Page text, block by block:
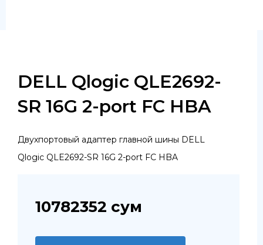
DELL Qlogic QLE2692-
SR 16G 2-port FC HBA
Двухпортовый адаптер главной шины DELL
Qlogic QLE2692-SR 16G 2-port FC HBA
10782352 сум